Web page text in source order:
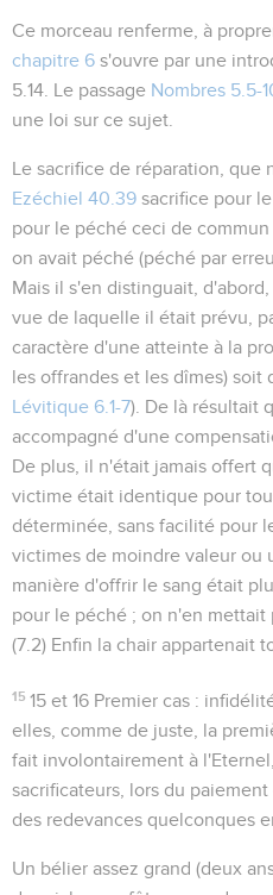
Ce morceau renferme, à
chapitre 6 s'ouvre par une
5.14 . Le passage Nombres 5.5-
une loi sur ce sujet.
Le sacrifice de réparation, que
Ezéchiel 40.39 sacrifice pour
pour le péché ceci de
on avait péché (péché par
Mais il s'en distinguait,
vue de laquelle il était prévu,
caractère d'une atteinte à la
les offrandes et les dîmes) soit
Lévitique 6.1-7). De là résultait
accompagné d'une
De plus, il n'était jamais offert
victime était identique pour
déterminée, sans facilité pour
victimes de moindre valeur ou
manière d'offrir le sang était
pour le péché ; on n'en mettait
(7.2) Enfin la chair appartenait
15 15 et 16 Premier cas :
elles, comme de juste, la
fait involontairement à
sacrificateurs, lors du
des redevances quelconques
Un bélier assez grand (deux